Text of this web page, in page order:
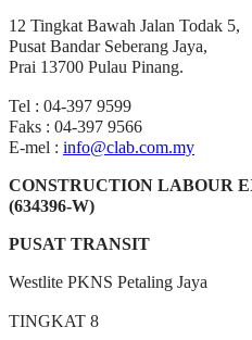
12 Tingkat Bawah Jalan Todak 5,
Pusat Bandar Seberang Jaya,
Prai 13700 Pulau Pinang.
Tel : 04-397 9599
Faks : 04-397 9566
E-mel : info@clab.com.my
CONSTRUCTION LABOUR
(634396-W)
PUSAT TRANSIT
Westlite PKNS Petaling Jaya
TINGKAT 8